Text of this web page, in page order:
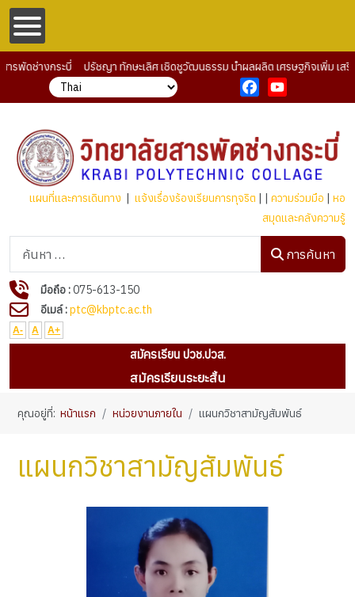
ดช่างกระบี่ ปรัชญา ทักษะเลิศ เชิดชูวัฒนธรรม นำผลผลิต เศรษฐกิจเพิ่ม เสริ
Facebook
YouTube
แผนที่และการเดินทาง | แจ้งเรื่องร้องเรียนการทุจริต | | ความร่วมมือ | หอ
สมุดและคลังความรู้
การค้นหา
มือถือ :075-613-150
อีเมล์ :ptc@kbptc.ac.th
A- A A+
สมัครเรียน ปวช.ปวส.
สมัครเรียนระยะสั้น
คุณอยู่ที่:หน้าแรก หน่วยงานภายใน แผนกวิชาสามัญสัมพันธ์
แผนกวิชาสามัญสัมพันธ์